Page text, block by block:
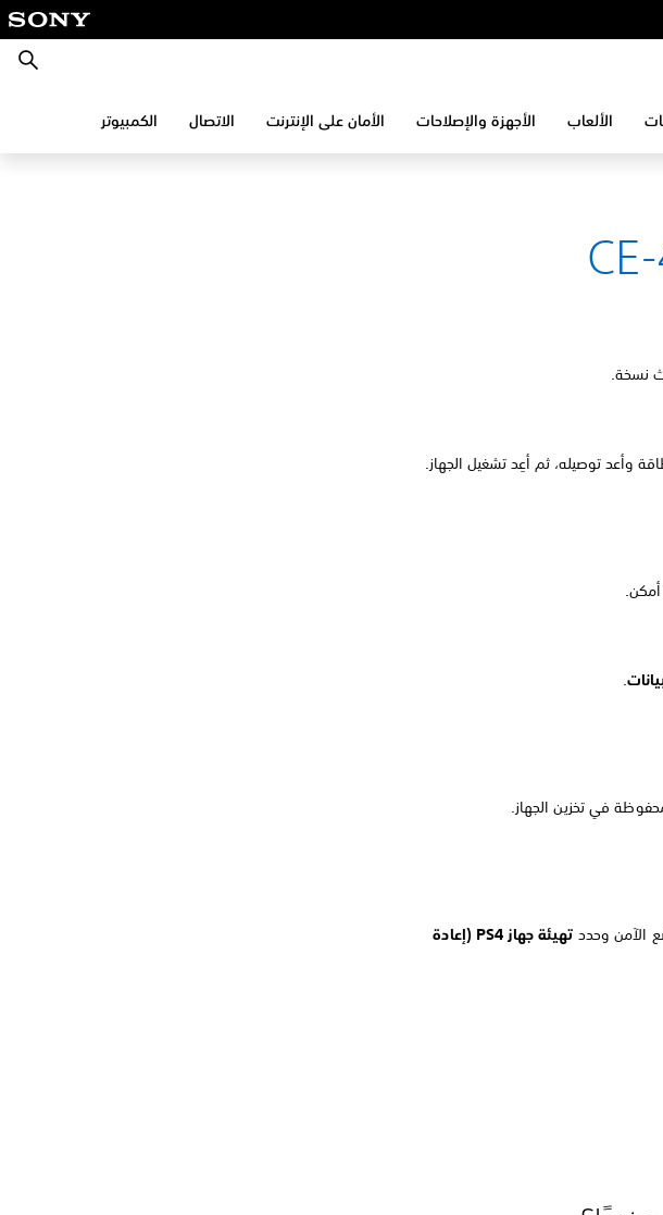
بحث
الألعاب الأجهزة والإصلاحات الأمان على الإنترنت الاتصال الكمبيوتر
أمكن.
.
في تخزين الجهاز.
تهيئة جهاز PS4 (إعادة